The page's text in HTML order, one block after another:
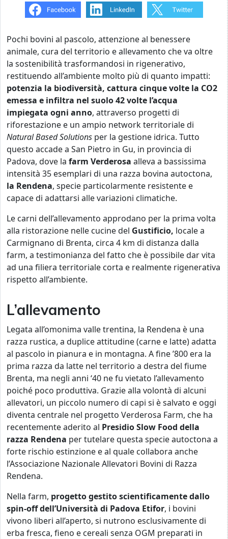
Pochi bovini al pascolo, attenzione al benessere
animale, cura del territorio e allevamento che va oltre
la sostenibilità trasformandosi in rigenerativo,
restituendo all’ambiente molto più di quanto impatti:
potenzia la biodiversità, cattura cinque volte la CO2
emessa e infiltra nel suolo 42 volte l’acqua
impiegata ogni anno, attraverso progetti di
riforestazione e un ampio network territoriale di
Natural Based Solutions per la gestione idrica. Tutto
questo accade a San Pietro in Gu, in provincia di
Padova, dove la farm Verderosa alleva a bassissima
intensità 35 esemplari di una razza bovina autoctona,
la Rendena, specie particolarmente resistente e
capace di adattarsi alle variazioni climatiche.
Le carni dell’allevamento approdano per la prima volta
alla ristorazione nelle cucine del Gustificio, locale a
Carmignano di Brenta, circa 4 km di distanza dalla
farm, a testimonianza del fatto che è possibile dar vita
ad una filiera territoriale corta e realmente rigenerativa
rispetto all’ambiente.
L’allevamento
Legata all’omonima valle trentina, la Rendena è una
razza rustica, a duplice attitudine (carne e latte) adatta
al pascolo in pianura e in montagna. A fine ’800 era la
prima razza da latte nel territorio a destra del fiume
Brenta, ma negli anni ‘40 ne fu vietato l’allevamento
poiché poco produttiva. Grazie alla volontà di alcuni
allevatori, un piccolo numero di capi si è salvato e oggi
diventa centrale nel progetto Verderosa Farm, che ha
recentemente aderito al Presidio Slow Food della
razza Rendena per tutelare questa specie autoctona a
forte rischio estinzione e al quale collabora anche
l’Associazione Nazionale Allevatori Bovini di Razza
Rendena.
Nella farm, progetto gestito scientificamente dallo
spin-off dell’Università di Padova Etifor, i bovini
vivono liberi all’aperto, si nutrono esclusivamente di
erba fresca, fieno e cereali senza OGM preparati in